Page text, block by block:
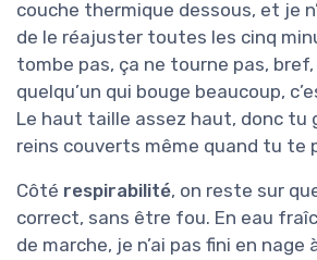
couche thermique dessous, et je
de le réajuster toutes les cinq
tombe pas, ça ne tourne pas, bref,
quelqu’un qui bouge beaucoup,
Le haut taille assez haut, donc tu
reins couverts même quand tu te
Côté respirabilité, on reste sur
correct, sans être fou. En eau
de marche, je n’ai pas fini en nage